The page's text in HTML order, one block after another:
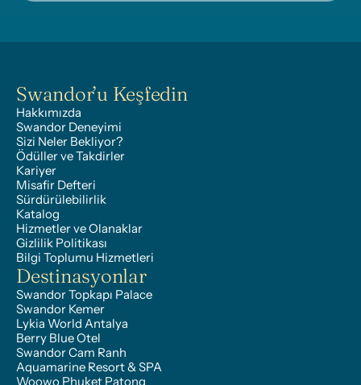
Swandor’u Keşfedin
Hakkımızda
Swandor Deneyimi
Sizi Neler Bekliyor?
Ödüller ve Takdirler
Kariyer
Misafir Defteri
Sürdürülebilirlik
Katalog
Hizmetler ve Olanaklar
Gizlilik Politikası
Bilgi Toplumu Hizmetleri
Destinasyonlar
Swandor Topkapı Palace
Swandor Kemer
Lykia World Antalya
Berry Blue Otel
Swandor Cam Ranh
Aquamarine Resort & SPA
Woowo Phuket Patong